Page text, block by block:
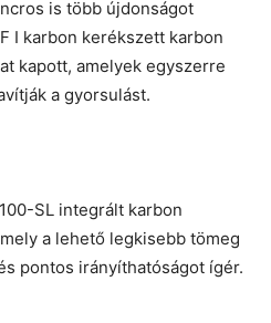
is több újdonságot
I karbon kerékszett karbon
kapott, amelyek egyszerre
a gyorsulást.
SL integrált karbon
a lehető legkisebb tömeg
pontos irányíthatóságot ígér.